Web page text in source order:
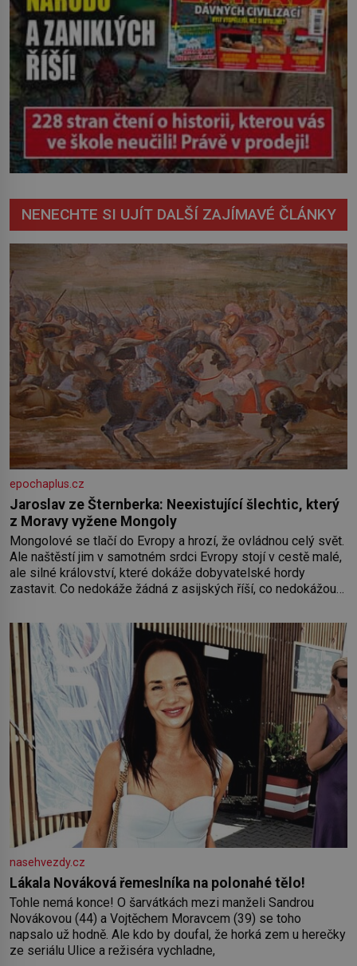
NENECHTE SI UJÍT DALŠÍ ZAJÍMAVÉ ČLÁNKY
epochaplus.cz
Jaroslav ze Šternberka: Neexistující šlechtic, který
z Moravy vyžene Mongoly
Mongolové se tlačí do Evropy a hrozí, že ovládnou celý svět.
Ale naštěstí jim v samotném srdci Evropy stojí v cestě malé,
ale silné království, které dokáže dobyvatelské hordy
zastavit. Co nedokáže žádná z asijských říší, co nedokážou
od roku 1223 postupují podél Kaspického a Azovského
moře,
nasehvezdy.cz
Lákala Nováková řemeslníka na polonahé tělo!
Tohle nemá konce! O šarvátkách mezi manželi Sandrou
Novákovou (44) a Vojtěchem Moravcem (39) se toho
napsalo už hodně. Ale kdo by doufal, že horká zem u herečky
ze seriálu Ulice a režiséra vychladne,